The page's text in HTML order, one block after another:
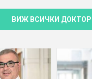
ВИЖ ВСИЧКИ